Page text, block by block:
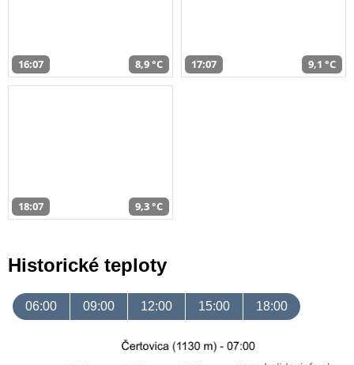
16:07 8,9 °C 17:07 9,1 °C
18:07 9,3 °C
Historické teploty
06:00 09:00 12:00 15:00 18:00